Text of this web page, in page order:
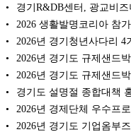
경기R&DB센터, 광교비
2026 생활발명코리아 참
2026년 경기청년사다리 4
2026년 경기도 규제샌드
2026년 경기도 규제샌드
경기도 설명절 종합대책
2026년 경제단체 우수프
2026년 경기도 기업옴부